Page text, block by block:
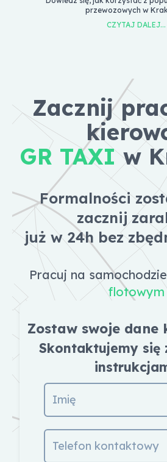
przewozowych w
CZYTAJ DALEJ...
Zacznij
GR TAXIw
Formalności
zacznij
już w 24h bez
Pracuj na samochodzie
flotowym
Zostaw swoje dane
Skontaktujemy się